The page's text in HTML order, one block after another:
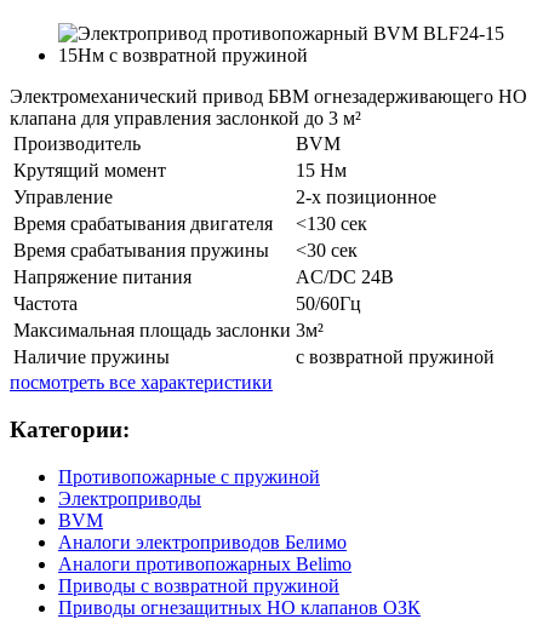
Электромеханический привод БВМ огнезадерживающего НО
клапана для управления заслонкой до 3 м²
Производитель
BVM
Крутящий момент
15 Нм
Управление
2-х позиционное
Время срабатывания двигателя
<130 сек
Время срабатывания пружины
<30 сек
Напряжение питания
AC/DC 24В
Частота
50/60Гц
Максимальная площадь заслонки 3м²
Наличие пружины
с возвратной пружиной
посмотреть все характеристики
Категории:
Противопожарные с пружиной
Электроприводы
BVM
Аналоги электроприводов Белимо
Аналоги противопожарных Belimo
Приводы с возвратной пружиной
Приводы огнезащитных НО клапанов ОЗК